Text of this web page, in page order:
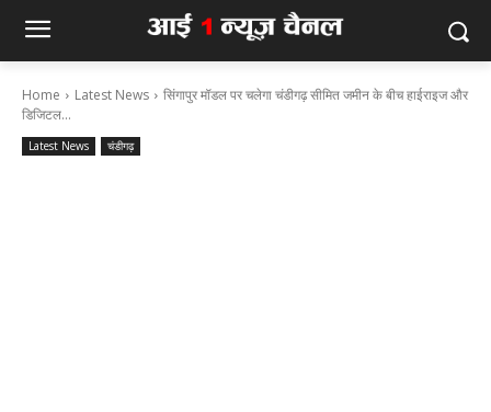
Home Latest News
सिंगापुर मॉडल पर चलेगा चंडीगढ़ सीमित जमीन के बीच हाईराइज और
डिजिटल...
Latest News चंडीगढ़